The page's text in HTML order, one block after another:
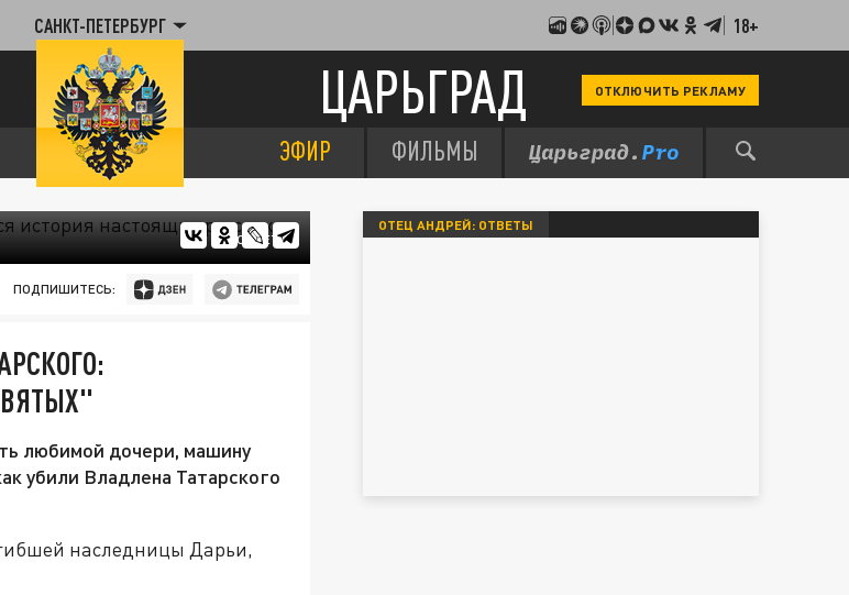
САНКТ-ПЕТЕРБУРГ 18+
ЦАРЬГРАД ОТКЛЮЧИТЬ РЕКЛАМУ
ЭФИР ФИЛЬМЫ
СОЦСЕТИ
ПОДПИШИТЕСЬ:
любимой дочери, машину
убили Владлена Татарского
наследницы Дарьи,
ОТЕЦ АНДРЕЙ: ОТВЕТЫ